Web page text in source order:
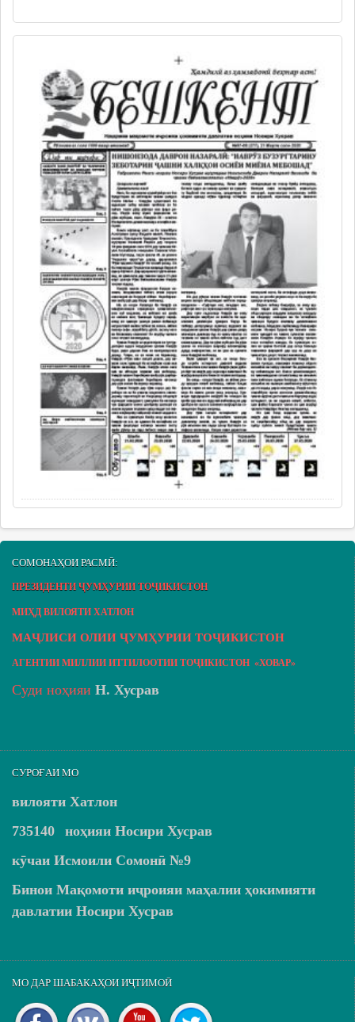
СОМОНАҲОИ РАСМӢ:
ПРЕЗИДЕНТИ ҶУМҲУРИИ ТОҶИКИСТОН
МИҲД ВИЛОЯТИ ХАТЛОН
МАҶЛИСИ ОЛИИ ҶУМҲУРИИ ТОҶИКИСТОН
АГЕНТИИ МИЛЛИИ ИТТИЛООТИИ ТОҶИКИСТОН «ХОВАР»
Суди ноҳияи Н. Хусрав
СУРОҒАИ МО
вилояти Хатлон
735140
ноҳияи Носири Хусрав
кӯчаи Исмоили Сомонӣ №9
Бинои Мақомоти иҷроияи маҳалии ҳокимияти
давлатии Носири Хусрав
МО ДАР ШАБАКАҲОИ ИҶТИМОӢ